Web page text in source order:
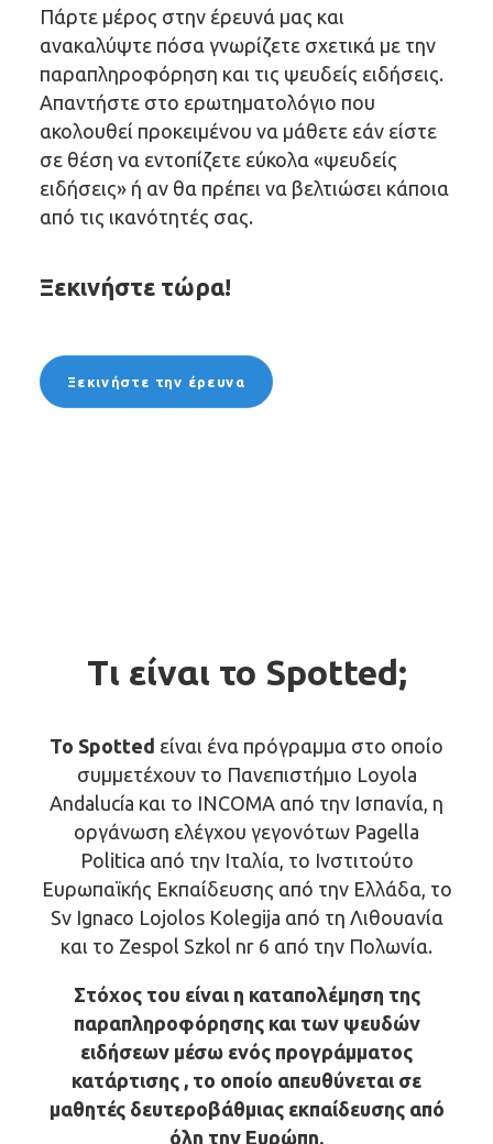
Πάρτε μέρος στην έρευνά μας και
ανακαλύψτε πόσα γνωρίζετε σχετικά με την
παραπληροφόρηση και τις ψευδείς ειδήσεις.
Απαντήστε στο ερωτηματολόγιο που
ακολουθεί προκειμένου να μάθετε εάν είστε
σε θέση να εντοπίζετε εύκολα «ψευδείς
ειδήσεις» ή αν θα πρέπει να βελτιώσει κάποια
από τις ικανότητές σας.
Ξεκινήστε τώρα!
Ξεκινήστε την έρευνα
Τι είναι το Spotted;
Το Spotted είναι ένα πρόγραμμα στο οποίο
συμμετέχουν το Πανεπιστήμιο Loyola
Andalucía και το INCOMA από την Ισπανία, η
οργάνωση ελέγχου γεγονότων Pagella
Politica από την Ιταλία, το Ινστιτούτο
Ευρωπαϊκής Εκπαίδευσης από την Ελλάδα, το
Sv Ignaco Lojolos Kolegija από τη Λιθουανία
και το Zespol Szkol nr 6 από την Πολωνία.
Στόχος του είναι η καταπολέμηση της
παραπληροφόρησης και των ψευδών
ειδήσεων μέσω ενός προγράμματος
κατάρτισης , το οποίο απευθύνεται σε
μαθητές δευτεροβάθμιας εκπαίδευσης από
όλη την Ευρώπη.